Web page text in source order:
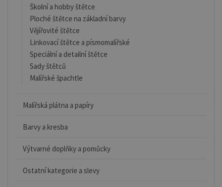
Školní a hobby štětce
Ploché štětce na základní barvy
Vějířovité štětce
Linkovací štětce a písmomalířské
Speciální a detailní štětce
Sady štětců
Malířské špachtle
Malířská plátna a papíry
Barvy a kresba
Výtvarné doplňky a pomůcky
Ostatní kategorie a slevy